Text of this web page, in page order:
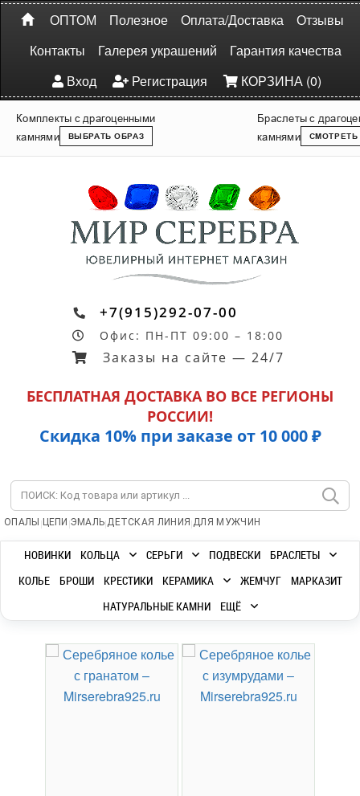
ОПТОМ Полезное Оплата/Доставка
Отзывы
Контакты
Галерея украшений
Гарантия качества
Вход
Регистрация КОРЗИНА (0)
Комплекты с драгоценными
камнями
ВЫБРАТЬ ОБРАЗ
Браслеты с
камнями
СМОТРЕТЬ
+7(915)292-07-00
Офис: ПН-ПТ 09:00 – 18:00
Заказы на сайте — 24/7
БЕСПЛАТНАЯ ДОСТАВКА ВО ВСЕ РЕГИОНЫ
РОССИИ!
Скидка 10% при заказе от 10 000 ₽
ОПАЛЫ | ЦЕПИ |ЭМАЛЬ|ДЕТСКАЯ ЛИНИЯ |ДЛЯ МУЖЧИН
НОВИНКИ КОЛЬЦА СЕРЬГИ ПОДВЕСКИ
БРАСЛЕТЫ
КОЛЬЕ
БРОШИ КРЕСТИКИ КЕРАМИКА ЖЕМЧУГ
МАРКАЗИТ
НАТУРАЛЬНЫЕ КАМНИ
ЕЩЁ